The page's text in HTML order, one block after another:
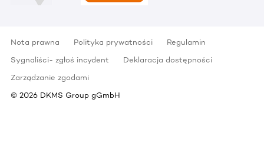
Nota prawna Polityka prywatności
Regulamin
Sygnaliści- zgłoś incydent
Deklaracja dostępności
Zarządzanie zgodami
© 2026 DKMS Group gGmbH